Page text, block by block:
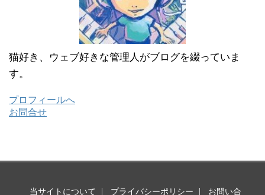
猫好き、ウェブ好きな管理人がブログを綴っていま
す。
プロフィールへ
お問合せ
当サイトについて プライバシーポリシー お問い合